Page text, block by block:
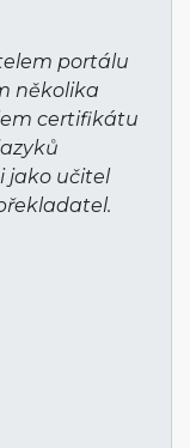
portálu
několika
certifikátu
jako učitel